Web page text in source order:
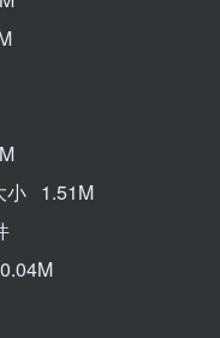
小 1.51M